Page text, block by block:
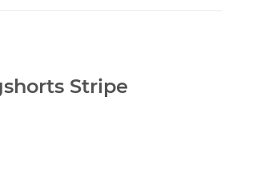
Stripe